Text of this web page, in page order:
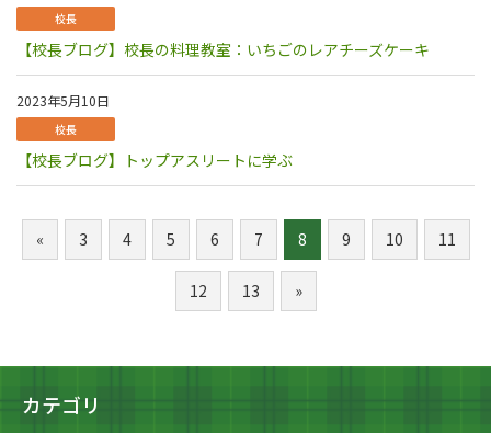
校長
【校長ブログ】校長の料理教室：いちごのレアチーズケーキ
2023年5月10日
校長
【校長ブログ】トップアスリートに学ぶ
« 3 4 5 6 7 8 9 10 11
12 13 »
カテゴリ